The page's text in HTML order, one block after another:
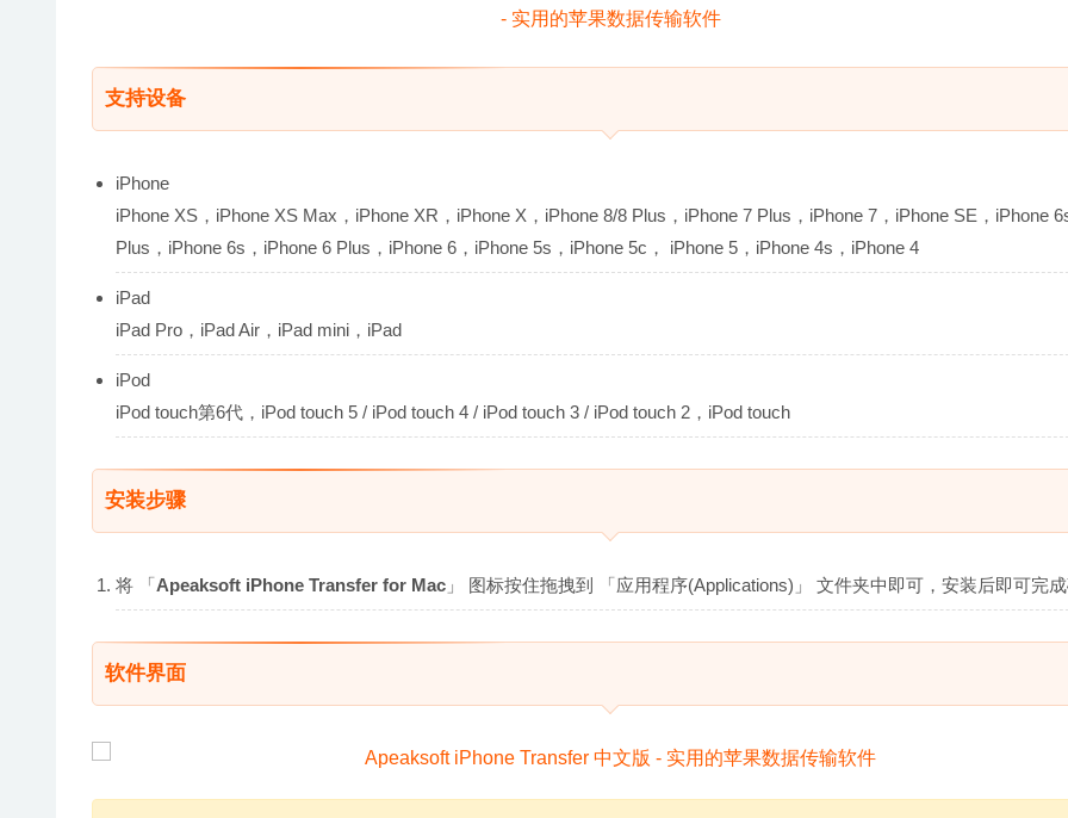
支持设备
iPhone
iPhone XS，iPhone XS Max，iPhone XR，iPhone X，iPhone 8/8 Plus，iPhone 7 Plus，iPhone 7，iPhone SE，iPhone
Plus，iPhone 6s，iPhone 6 Plus，iPhone 6，iPhone 5s，iPhone 5c， iPhone 5，iPhone 4s，iPhone 4
iPad
iPad Pro，iPad Air，iPad mini，iPad
iPod
iPod touch第6代，iPod touch 5 / iPod touch 4 / iPod touch 3 / iPod touch 2，iPod touch
安装步骤
将 「Apeaksoft iPhone Transfer for Mac 」 图标按住拖拽到 「应用程序(Applications)」 文件夹中即可，安装后即可完
软件界面